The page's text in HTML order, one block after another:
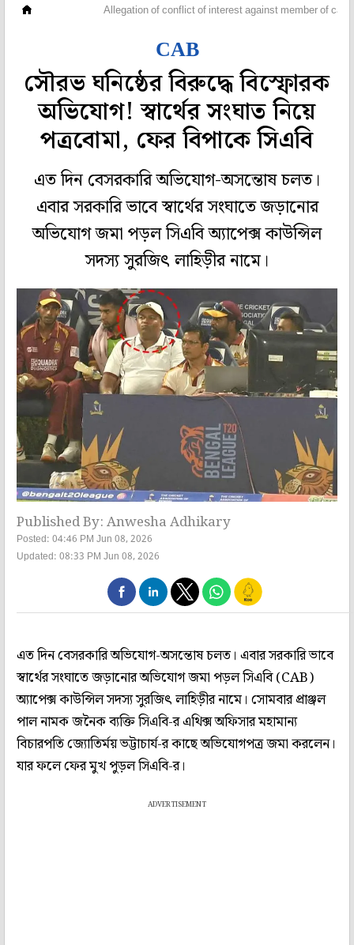
Allegation of conflict of interest against member of cab
CAB
সৌরভ ঘনিষ্ঠের বিরুদ্ধে বিস্ফোরক
অভিযোগ! স্বার্থের সংঘাত নিয়ে
পত্রবোমা, ফের বিপাকে সিএবি
এত দিন বেসরকারি অভিযোগ-অসন্তোষ চলত।
এবার সরকারি ভাবে স্বার্থের সংঘাতে জড়ানোর
অভিযোগ জমা পড়ল সিএবি অ‌্যাপেক্স কাউন্সিল
সদস‌্য সুরজিৎ লাহিড়ীর নামে।
Published By: Anwesha Adhikary
Posted: 04:46 PM Jun 08, 2026
Updated: 08:33 PM Jun 08, 2026
এত দিন বেসরকারি অভিযোগ-অসন্তোষ চলত। এবার সরকারি ভাবে
স্বার্থের সংঘাতে জড়ানোর অভিযোগ জমা পড়ল সিএবি (CAB)
অ‌্যাপেক্স কাউন্সিল সদস‌্য সুরজিৎ লাহিড়ীর নামে। সোমবার প্রাঞ্জল
পাল নামক জনৈক ব‌্যক্তি সিএবি-র এথিক্স অফিসার মহামান‌্য
বিচারপতি জ‌্যোতির্ময় ভট্টাচার্য-র কাছে অভিযোগপত্র জমা করলেন।
যার ফলে ফের মুখ পুড়ল সিএবি-র।
ADVERTISEMENT